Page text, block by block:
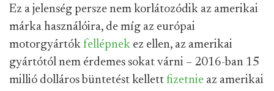
Ez a jelenség persze nem korlátozódik az amerikai
márka használóira, de míg az európai
motorgyártók fellépnek ez ellen, az amerikai
gyártótól nem érdemes sokat várni – 2016-ban 15
millió dolláros büntetést kellett fizetnie az amerikai